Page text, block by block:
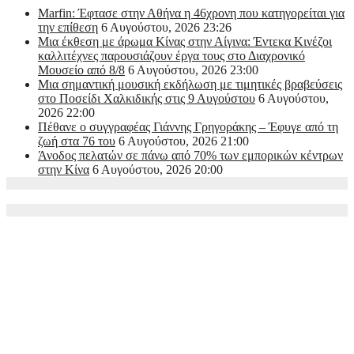
Marfin: Έφτασε στην Αθήνα η 46χρονη που κατηγορείται για
την επίθεση 6 Αυγούστου, 2026 23:26
Μια έκθεση με άρωμα Κίνας στην Αίγινα: Έντεκα Κινέζοι
καλλιτέχνες παρουσιάζουν έργα τους στο Διαχρονικό
Μουσείο από 8/8 6 Αυγούστου, 2026 23:00
Μια σημαντική μουσική εκδήλωση με τιμητικές βραβεύσεις
στο Ποσείδι Χαλκιδικής στις 9 Αυγούστου 6 Αυγούστου,
2026 22:00
Πέθανε ο συγγραφέας Γιάννης Γρηγοράκης – Έφυγε από τη
ζωή στα 76 του 6 Αυγούστου, 2026 21:00
Άνοδος πελατών σε πάνω από 70% των εμπορικών κέντρων
στην Κίνα 6 Αυγούστου, 2026 20:00